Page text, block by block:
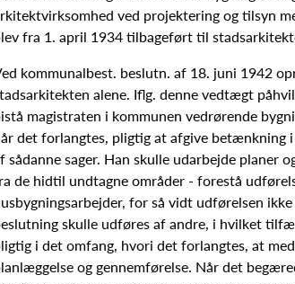
ved projektering og tilsyn
fra 1. april 1934 tilbageført til
kommunalbest. beslutn. af 18. juni 1942
alene. Iflg. denne vedtægt
magistraten i kommunen vedrørende
det forlangtes, pligtig at afgive betænkning
sådanne sager. Han skulle udarbejde planer
de hidtil undtagne områder - forestå
for så vidt udførelsen
skulle udføres af andre, i hvilket
i det omfang, hvori det forlangtes, at
og gennemførelse. Når det